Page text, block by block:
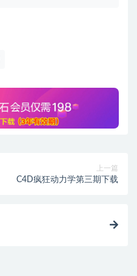
上一篇
C4D疯狂动力学第三期下载